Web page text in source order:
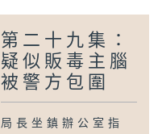
第二十九集：
疑似販毒主腦
被警方包圍
局長坐鎮辦公室指